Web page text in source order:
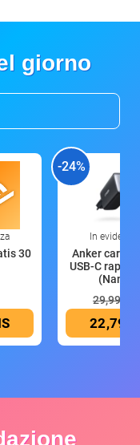
giorno
30
-24%
In evidenza
Anker
USB-C rapido
(Nano
29,99 €
22,79 €